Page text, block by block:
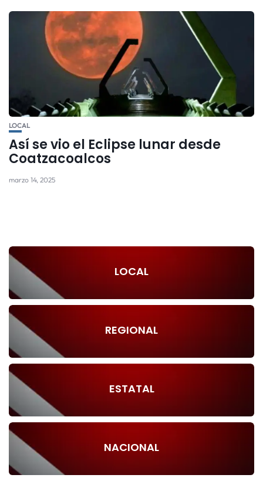
LOCAL
Así se vio el Eclipse lunar desde
Coatzacoalcos
marzo 14, 2025
LOCAL
REGIONAL
ESTATAL
NACIONAL